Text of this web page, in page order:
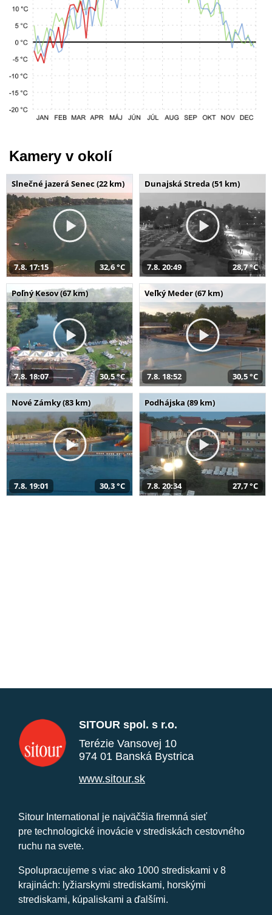
Kamery v okolí
Slnečné jazerá Senec (22 km)
7.8. 17:15 32,6 °C
Dunajská Streda (51 km)
7.8. 20:49 28,7 °C
Poľný Kesov (67 km)
7.8. 18:07 30,5 °C
Veľký Meder (67 km)
7.8. 18:52 30,5 °C
Nové Zámky (83 km)
7.8. 19:01 30,3 °C
Podhájska (89 km)
7.8. 20:34 27,7 °C
SITOUR spol. s r.o.
Terézie Vansovej 10
974 01 Banská Bystrica
www.sitour.sk
Sitour International je najväčšia firemná sieť
pre technologické inovácie v strediskách cestovného
ruchu na svete.
Spolupracujeme s viac ako 1000 strediskami v 8
krajinách: lyžiarskymi strediskami, horskými
strediskami, kúpaliskami a ďalšími.